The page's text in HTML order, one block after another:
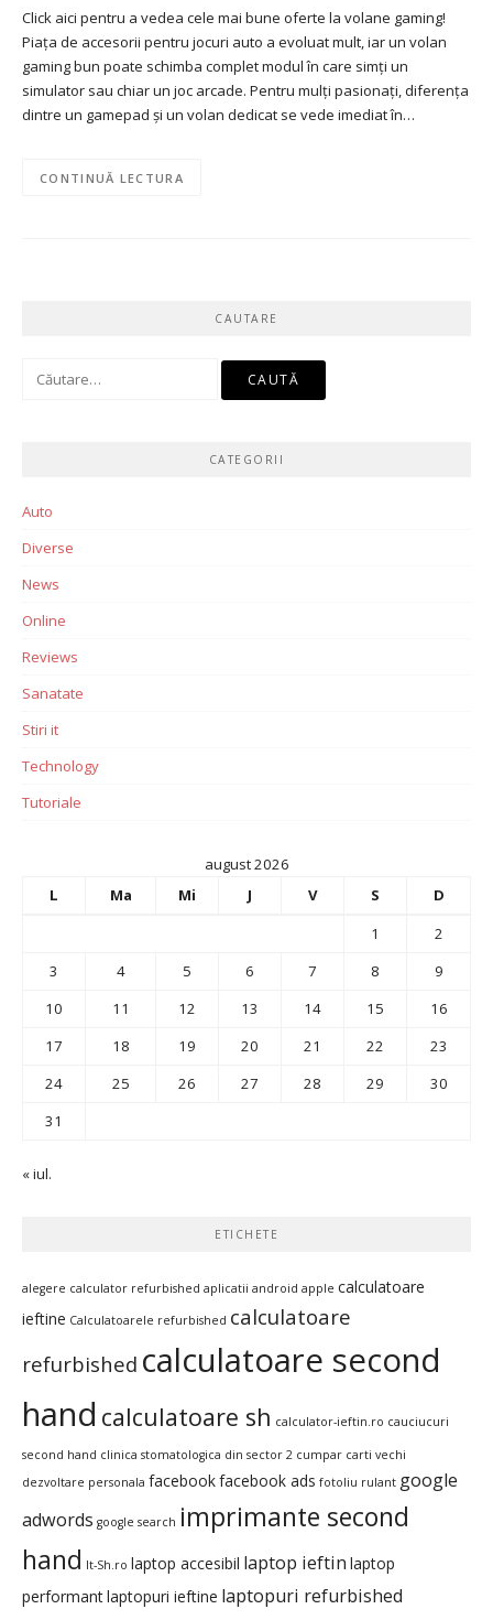
Click aici pentru a vedea cele mai bune oferte la volane gaming!
Piața de accesorii pentru jocuri auto a evoluat mult, iar un volan
gaming bun poate schimba complet modul în care simți un
simulator sau chiar un joc arcade. Pentru mulți pasionați, diferența
dintre un gamepad și un volan dedicat se vede imediat în…
CONTINUĂ LECTURA
CAUTARE
Caută
CATEGORII
Auto
Diverse
News
Online
Reviews
Sanatate
Stiri it
Technology
Tutoriale
august 2026
L
Ma Mi J V S
D
1
2
3
4 5 6 7 8
9
10
11 12 13 14 15
16
17
18 19 20 21 22
23
24
25 26 27 28 29
30
31
« iul.
ETICHETE
alegere calculator refurbished aplicatii android apple calculatoare
ieftine Calculatoarele refurbished calculatoare
refurbished calculatoare second
hand calculatoare sh calculator-ieftin.ro cauciucuri
second hand clinica stomatologica din sector 2 cumpar carti vechi
dezvoltare personala facebookfacebook ads fotoliu rulant google
adwords google search imprimante second
hand It-Sh.ro laptop accesibil laptop ieftin laptop
performantlaptopuri ieftine laptopuri refurbished